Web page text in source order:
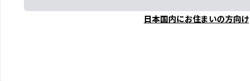
日本国内にお住まいの方向け